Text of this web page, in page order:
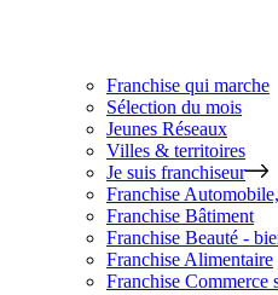
Franchise qui marche
Sélection du mois
Jeunes Réseaux
Villes & territoires
Je suis franchiseur
Franchise
Franchise Bâtiment
Franchise Beauté -
Franchise Alimentaire
Franchise Commerce